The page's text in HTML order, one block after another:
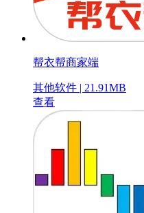
帮衣帮商家端
其他软件 | 21.91MB
查看